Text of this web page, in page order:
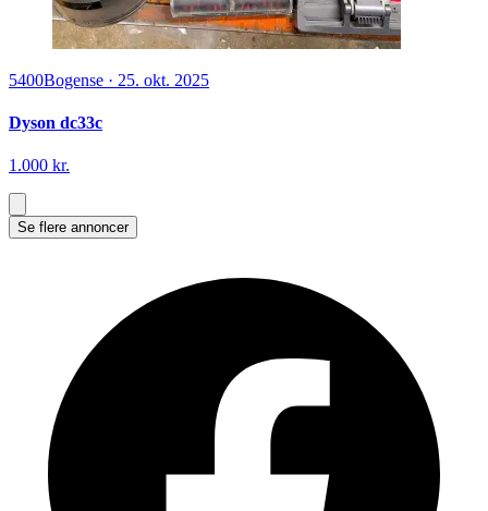
5400Bogense · 25. okt. 2025
Dyson dc33c
1.000 kr.
Se flere annoncer